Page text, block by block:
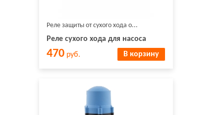
Реле защиты от сухого хода о...
Реле сухого хода для насоса
470 руб. В корзину